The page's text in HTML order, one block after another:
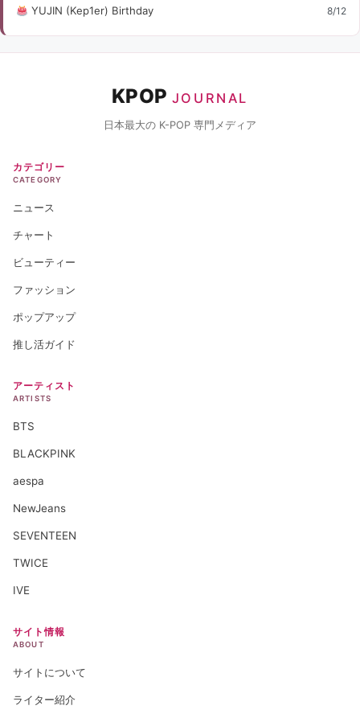
YUJIN (Kep1er) Birthday 8/12
KPOP JOURNAL
日本最大の K-POP 専門メディア
カテゴリー
CATEGORY
ニュース
チャート
ビューティー
ファッション
ポップアップ
推し活ガイド
アーティスト
ARTISTS
BTS
BLACKPINK
aespa
NewJeans
SEVENTEEN
TWICE
IVE
サイト情報
ABOUT
サイトについて
ライター紹介